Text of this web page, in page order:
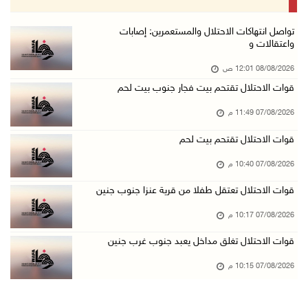
بعد تجديد منع زيارات المعتقلين: أبو الحمص يدع ...
الرئاسة ترحب بإطلاق السعودية التحالف البحري ا ...
07/آب/2026 06:17 م
(محدث) نابلس: إصابة مواطن واعتقاله إثر هجوم ل ...
07/آب/2026 06:04 م
الرئاسة ترحب باتفاقية مكة للدفاع المشترك بين ...
بيروت: اللجنة الفنية للمجلس الوطني تناقش التر ...
07/آب/2026 03:31 م
تواصل انتهاكات الاحتلال والمستعمرين: إصابات
واعتقالات و
08/08/2026 12:01 ص
قوات الاحتلال تقتحم بيت فجار جنوب بيت لحم
07/08/2026 11:49 م
قوات الاحتلال تقتحم بيت لحم
07/08/2026 10:40 م
قوات الاحتلال تعتقل طفلا من قرية عنزا جنوب جنين
07/08/2026 10:17 م
قوات الاحتلال تغلق مداخل يعبد جنوب غرب جنين
07/08/2026 10:15 م